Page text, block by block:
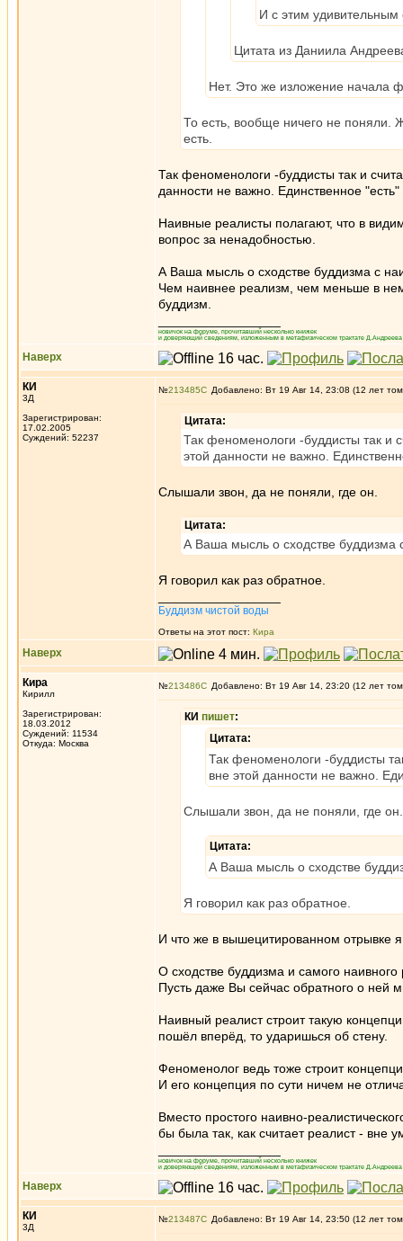
И с этим
Цитата из Даниила
Нет. Это же изложение начала
То есть, вообще ничего не поняли.
есть.
Так феноменологи -буддисты так и
данности не важно. Единственное
Наивные реалисты полагают, что в
вопрос за ненадобностью.
А Ваша мысль о сходстве буддизма с
Чем наивнее реализм, чем меньше в
буддизм.
новичок на форуме, прочитавший несколько книжек
и доверяющий сведениям, изложенным в метафизическом трактате
Наверх
КИ
3Д
Зарегистрирован:
17.02.2005
Суждений: 52237
№213485 Добавлено: Вт 19 Авг 14, 23:08 (12 лет
Цитата:
Так феноменологи -буддисты так и
этой данности не важно.
Слышали звон, да не поняли, где он.
Цитата:
А Ваша мысль о сходстве
Я говорил как раз обратное.
Буддизм чистой воды
Ответы на этот пост: Кира
Наверх
Кира
Кирилл
Зарегистрирован:
18.03.2012
Суждений: 11534
Откуда: Москва
№213486 Добавлено: Вт 19 Авг 14, 23:20 (12 лет
КИ пишет:
Цитата:
Так феноменологи -буддисты
вне этой данности не важно.
Слышали звон, да не поняли, где он.
Цитата:
А Ваша мысль о сходстве
Я говорил как раз обратное.
И что же в вышецитированном отрывке
О сходстве буддизма и самого
Пусть даже Вы сейчас обратного о ней
Наивный реалист строит такую
пошёл вперёд, то ударишься об стену.
Феноменолог ведь тоже строит
И его концепция по сути ничем не
Вместо простого наивно-
бы была так, как считает реалист - вне
новичок на форуме, прочитавший несколько книжек
и доверяющий сведениям, изложенным в метафизическом трактате
Наверх
КИ
3Д
№213487 Добавлено: Вт 19 Авг 14, 23:50 (12 лет